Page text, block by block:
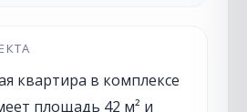
квартира в комплексе
площадь 42 м² и